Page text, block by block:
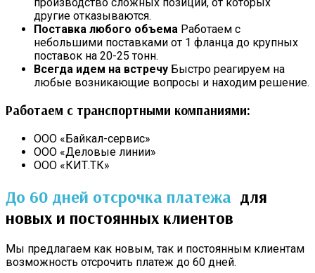
другие отказываются.
Поставка любого объема Работаем с
небольшими поставками от 1 фланца до крупных
поставок на 20-25 тонн.
Всегда идем на встречу Быстро реагируем на
любые возникающие вопросы и находим решение.
Работаем с транспортными компаниями:
ООО «Байкал-сервис»
ООО «Деловые линии»
ООО «КИТ.ТК»
До 60 дней отсрочка платежа для
новых и постоянных клиентов
Мы предлагаем как новым, так и постоянным клиентам
возможность отсрочить платеж до 60 дней.